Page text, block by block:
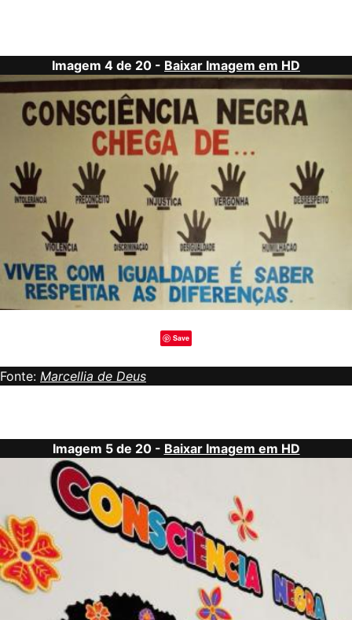
Imagem 4 de 20 - Baixar Imagem em HD
Save
Fonte: Marcellia de Deus
Imagem 5 de 20 - Baixar Imagem em HD